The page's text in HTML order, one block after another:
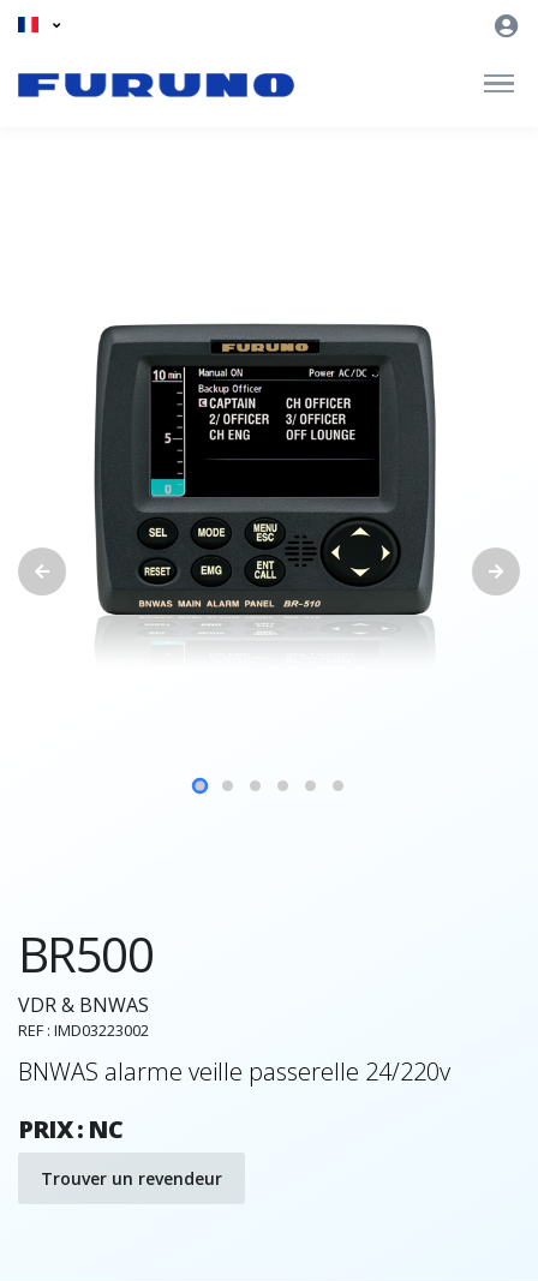
BR500
VDR & BNWAS
REF : IMD03223002
BNWAS alarme veille passerelle 24/220v
PRIX : NC
Trouver un revendeur